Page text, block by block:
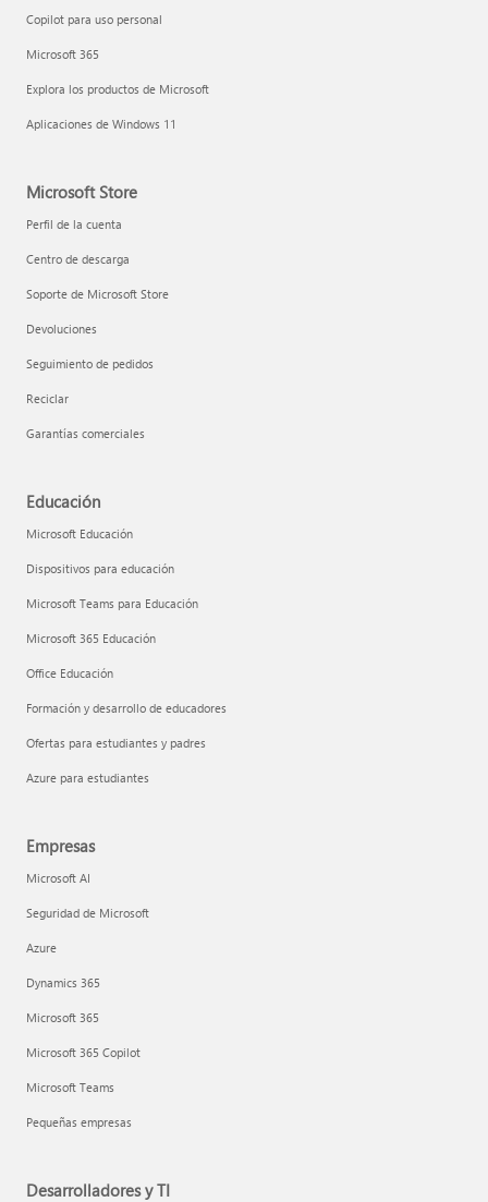
Copilot para uso personal
Microsoft 365
Explora los productos de Microsoft
Aplicaciones de Windows 11
Microsoft Store
Perfil de la cuenta
Centro de descarga
Soporte de Microsoft Store
Devoluciones
Seguimiento de pedidos
Reciclar
Garantías comerciales
Educación
Microsoft Educación
Dispositivos para educación
Microsoft Teams para Educación
Microsoft 365 Educación
Office Educación
Formación y desarrollo de educadores
Ofertas para estudiantes y padres
Azure para estudiantes
Empresas
Microsoft AI
Seguridad de Microsoft
Azure
Dynamics 365
Microsoft 365
Microsoft 365 Copilot
Microsoft Teams
Pequeñas empresas
Desarrolladores y TI